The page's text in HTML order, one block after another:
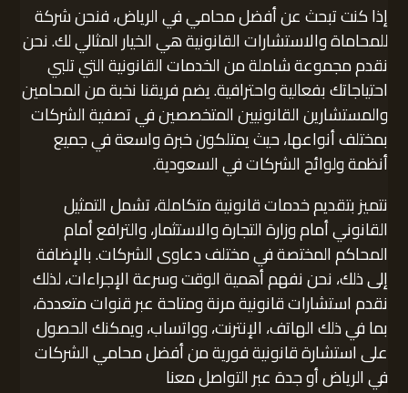
إذا كنت تبحث عن أفضل محامي في الرياض، فنحن شركة
للمحاماة والاستشارات القانونية هي الخيار المثالي لك. نحن
نقدم مجموعة شاملة من الخدمات القانونية التي تلبي
احتياجاتك بفعالية واحترافية. يضم فريقنا نخبة من المحامين
والمستشارين القانونيين المتخصصين في تصفية الشركات
بمختلف أنواعها، حيث يمتلكون خبرة واسعة في جميع
أنظمة ولوائح الشركات في السعودية.
نتميز بتقديم خدمات قانونية متكاملة، تشمل التمثيل
القانوني أمام وزارة التجارة والاستثمار، والترافع أمام
المحاكم المختصة في مختلف دعاوى الشركات. بالإضافة
إلى ذلك، نحن نفهم أهمية الوقت وسرعة الإجراءات، لذلك
نقدم استشارات قانونية مرنة ومتاحة عبر قنوات متعددة،
بما في ذلك الهاتف، الإنترنت، وواتساب، ويمكنك الحصول
على استشارة قانونية فورية من أفضل محامي الشركات
في الرياض أو جدة عبر التواصل معنا